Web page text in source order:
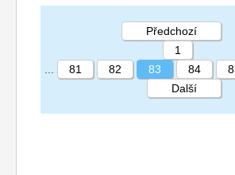
STRÁNKA 83 107
Předchozí
1
81 82 83 84
Další